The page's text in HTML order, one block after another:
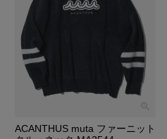
ACANTHUS muta ファーニット